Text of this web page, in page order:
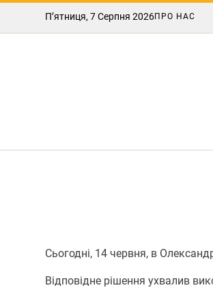
П’ятниця, 7 Серпня 2026ПРО НАС
Сьогодні, 14 червня, в
Відповідне рішення ухвалив